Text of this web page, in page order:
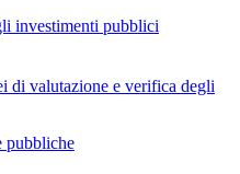
investimenti pubblici
di valutazione e verifica degli
pubbliche